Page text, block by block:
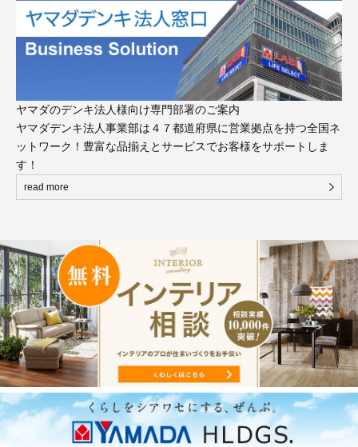
ヤマダのデンキ法人様向け専門部署のご案内
ヤマダデンキ法人事業部は４７都道府県に営業拠点を持つ全国ネ
ットワーク！豊富な品揃えとサービスでお客様をサポートしま
す！
read more